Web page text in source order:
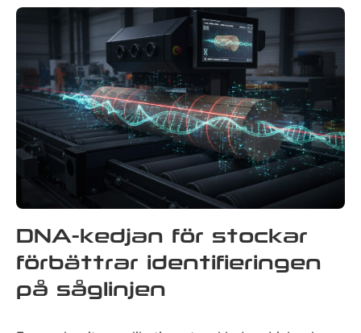
DNA-kedjan för stockar
förbättrar identifieringen
på såglinjen